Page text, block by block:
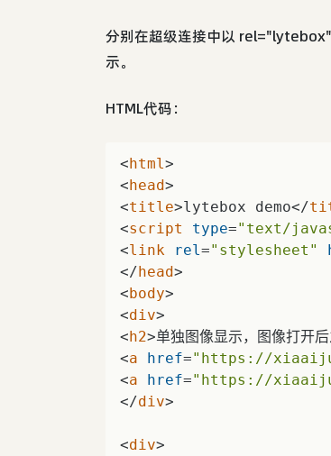
分别在超级连接中以
示。
HTML代码：
<html>
<head>
<title>lytebox demo</
<script type="text/
<link rel="stylesheet"
</head>
<body>
<div>
<h2>单独图像显示，图像打
<a href="https://
<a href="https://
</div>
<div>